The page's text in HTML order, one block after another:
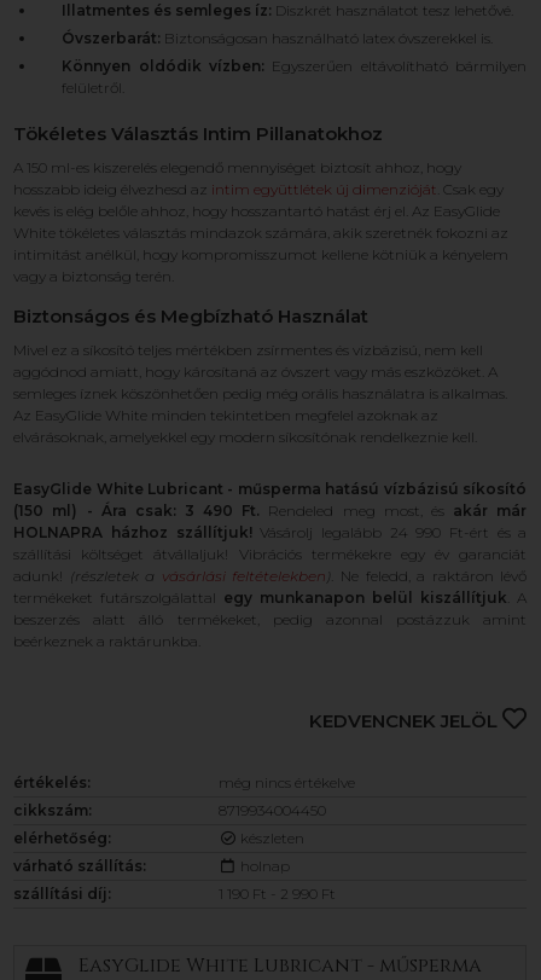
Illatmentes és semleges íz: Diszkrét használatot tesz lehetővé.
Óvszerbarát: Biztonságosan használható latex óvszerekkel is.
Könnyen oldódik vízben: Egyszerűen eltávolítható bármilyen
felületről.
Tökéletes Választás Intim Pillanatokhoz
A 150 ml-es kiszerelés elegendő mennyiséget biztosít ahhoz, hogy
hosszabb ideig élvezhesd az intim együttlétek új dimenzióját . Csak egy
kevés is elég belőle ahhoz, hogy hosszantartó hatást érj el. Az EasyGlide
White tökéletes választás mindazok számára, akik szeretnék fokozni az
intimitást anélkül, hogy kompromisszumot kellene kötniük a kényelem
vagy a biztonság terén.
Biztonságos és Megbízható Használat
Mivel ez a síkosító teljes mértékben zsírmentes és vízbázisú, nem kell
aggódnod amiatt, hogy károsítaná az óvszert vagy más eszközöket. A
semleges íznek köszönhetően pedig még orális használatra is alkalmas.
Az EasyGlide White minden tekintetben megfelel azoknak az
elvárásoknak, amelyekkel egy modern síkosítónak rendelkeznie kell.
EasyGlide White Lubricant - műsperma hatású vízbázisú síkosító
(150 ml) - Ára csak: 3 490 Ft. Rendeled meg most, és akár már
HOLNAPRA házhoz szállítjuk! Vásárolj legalább 24 990 Ft-ért és a
szállítási költséget átvállaljuk! Vibrációs termékekre egy év garanciát
adunk! (részletek a vásárlási feltételekben ) . Ne feledd, a raktáron lévő
termékeket futárszolgálattal egy munkanapon belül kiszállítjuk . A
beszerzés alatt álló termékeket, pedig azonnal postázzuk amint
beérkeznek a raktárunkba.
KEDVENCNEK JELÖL
értékelés:
még nincs értékelve
cikkszám:
8719934004450
elérhetőség:
készleten
várható szállítás:
holnap
szállítási díj:
1 190 Ft - 2 990 Ft
EasyGlide White Lubricant - műsperma